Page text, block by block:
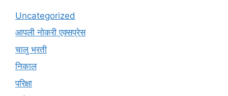
Uncategorized
आपली नोकरी एक्सप्रेस
चालु भरती
निकाल
परिक्षा